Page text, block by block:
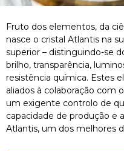
Fruto dos elementos, da
nasce o cristal Atlantis na
superior – distinguindo-se
brilho, transparência,
resistência química. Estes
aliados à colaboração com
um exigente controlo de
capacidade de produção e
Atlantis, um dos melhores